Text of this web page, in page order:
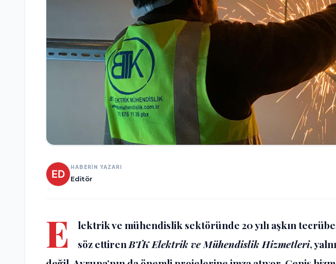
HABERİN YAZARI
Editör
E
lektrik ve mühendislik sektöründe 20 yılı aşkın
söz ettiren BTK Elektrik ve Mühendislik Hizmetleri,